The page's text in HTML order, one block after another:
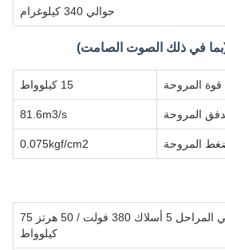
حوالي 340 كيلوغرام
قوة المروحة 15 كيلوواط
المروحة 81.6m3/s
المروحة 0.075kgf/cm2
ثلاثي المراحل 5 أسلاك 380 فولت / 50 هرتز 75
كيلوواط